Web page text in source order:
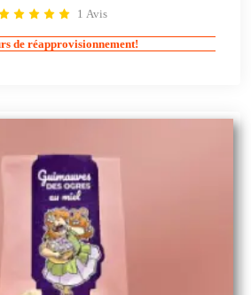
1 Avis
de réapprovisionnement!